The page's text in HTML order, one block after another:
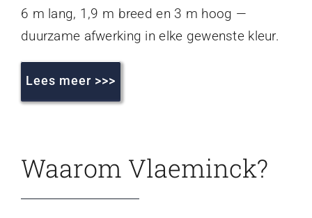
6 m lang, 1,9 m breed en 3 m hoog —
duurzame afwerking in elke gewenste kleur.
Lees meer >>>
Waarom Vlaeminck?